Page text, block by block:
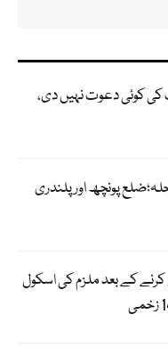
کی کوئی دعوت نہیں دی،
پونچھ اور پلندری
کرنے کے بعد ملزم کی اسکول